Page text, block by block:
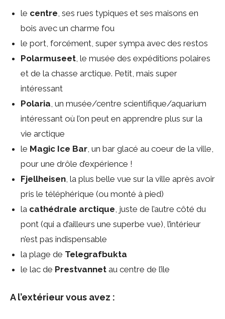
le centre, ses rues typiques et ses maisons en
bois avec un charme fou
le port, forcément, super sympa avec des restos
Polarmuseet, le musée des expéditions polaires
et de la chasse arctique. Petit, mais super
intéressant
Polaria, un musée/centre scientifique/aquarium
intéressant où l’on peut en apprendre plus sur la
vie arctique
le Magic Ice Bar, un bar glacé au coeur de la ville,
pour une drôle d’expérience !
Fjellheisen, la plus belle vue sur la ville après avoir
pris le téléphérique (ou monté à pied)
la cathédrale arctique, juste de l’autre côté du
pont (qui a d’ailleurs une superbe vue), l’intérieur
n’est pas indispensable
la plage de Telegrafbukta
le lac de Prestvannet au centre de l’ile
A l’extérieur vous avez :